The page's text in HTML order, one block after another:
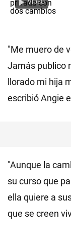
VIDEO
"Me muero de
Jamás publico
llorado mi hija
escribió Angie
"Aunque la
su curso que
ella quiere a
que se creen